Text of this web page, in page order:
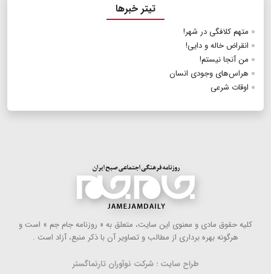
تیتر خبرها
متهم کلافگی در شهر!
انقراض خاله و دایی!
من آنجا نیستم!
هراس‌های وجودی انسان
اوقات شرعی
كلیه حقوق مادی و معنوی این سایت، متعلق به « روزنامه جام جم » است و
هرگونه بهره ‌برداری از مطالب و تصاویر آن با ذكر منبع، آزاد است .
طراح سایت : شرکت نوآوران تارنماگستر